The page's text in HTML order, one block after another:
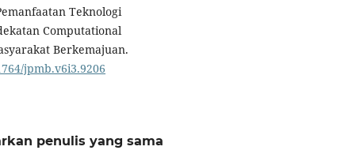
Teknologi
Computational
Berkemajuan.
jpmb.v6i3.9206
penulis yang sama